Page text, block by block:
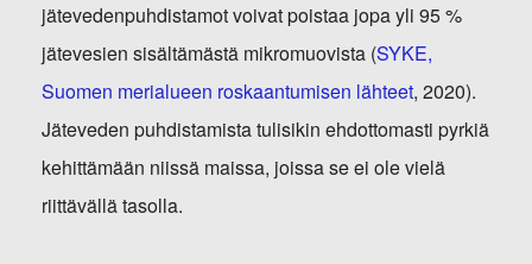
jätevedenpuhdistamot voivat poistaa jopa yli 95 %
jätevesien sisältämästä mikromuovista (SYKE,
Suomen merialueen roskaantumisen lähteet, 2020).
Jäteveden puhdistamista tulisikin ehdottomasti pyrkiä
kehittämään niissä maissa, joissa se ei ole vielä
riittävällä tasolla.